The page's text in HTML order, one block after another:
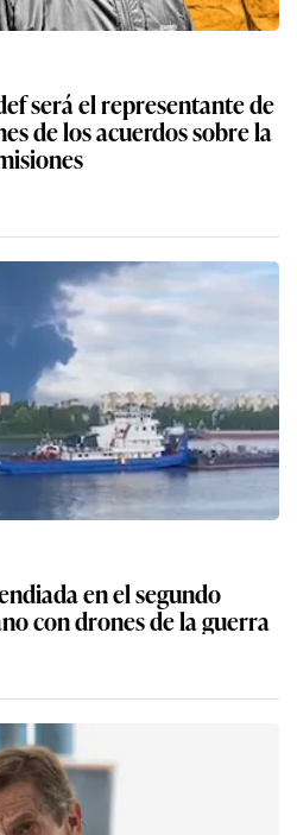
será el representante de
de los acuerdos sobre la
en el segundo
con drones de la guerra